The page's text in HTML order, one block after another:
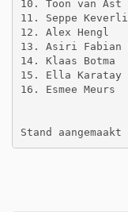
10. Toon van
11. Seppe
12. Alex Hengl
13. Asiri
14. Klaas
15. Ella
16. Esmee